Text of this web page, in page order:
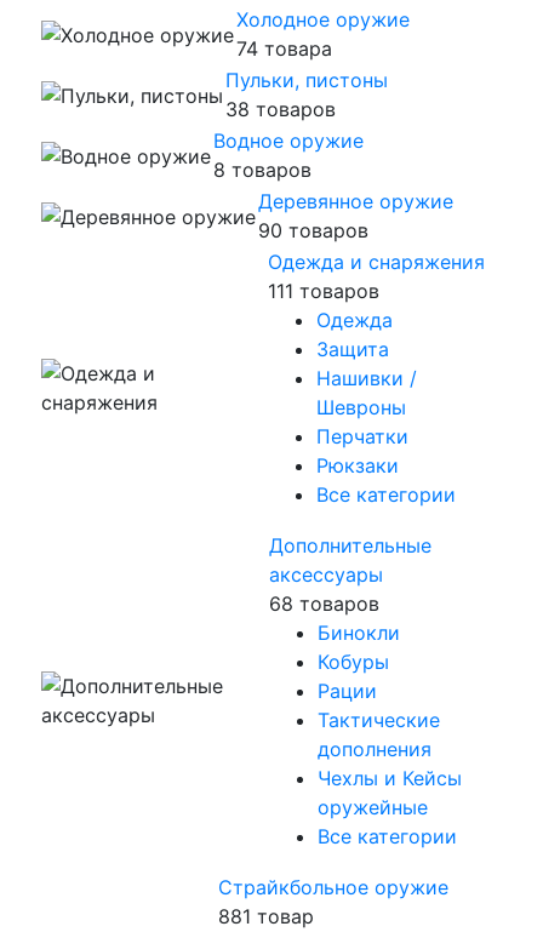
Холодное оружие
74 товара
Пульки, пистоны
38 товаров
Водное оружие
8 товаров
Деревянное оружие
90 товаров
Одежда и снаряжения
111 товаров
Одежда
Защита
Нашивки /
Шевроны
Перчатки
Рюкзаки
Все категории
Дополнительные
аксессуары
68 товаров
Бинокли
Кобуры
Рации
Тактические
дополнения
Чехлы и Кейсы
оружейные
Все категории
Страйкбольное оружие
881 товар